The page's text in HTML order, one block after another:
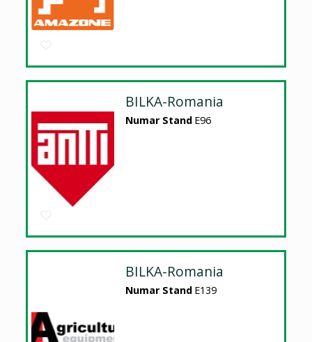
BILKA-Romania
Numar Stand E96
BILKA-Romania
Numar Stand E139